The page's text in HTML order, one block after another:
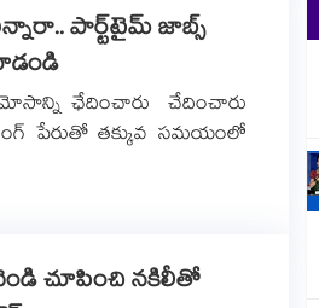
పార్ట్⁭టైమ్ జాబ్స్
ఛేదించారు చేదించారు
పేరుతో తక్కువ సమయంలో
చూపించి నకిలీతో